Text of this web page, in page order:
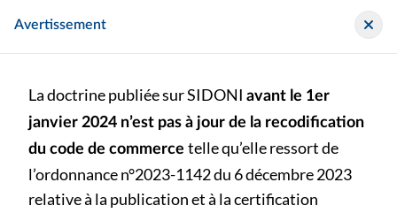
Sidoni
Avertissement
La doctrine publiée sur SIDONI avant le 1er
janvier 2024 n’est pas à jour de la recodification
du code de commerce telle qu’elle ressort de
l’ordonnance n°2023-1142 du 6 décembre 2023
relative à la publication et à la certification